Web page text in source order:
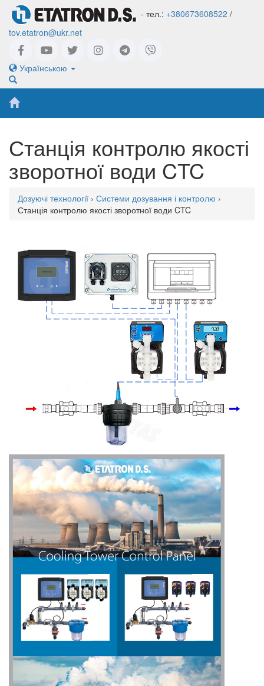
- тел.: +380673608522 /
tov.etatron@ukr.net
Українською
Станція контролю якості
зворотної води CTC
Дозуючі технології › Системи дозування і контролю ›
Станція контролю якості зворотної води CTC